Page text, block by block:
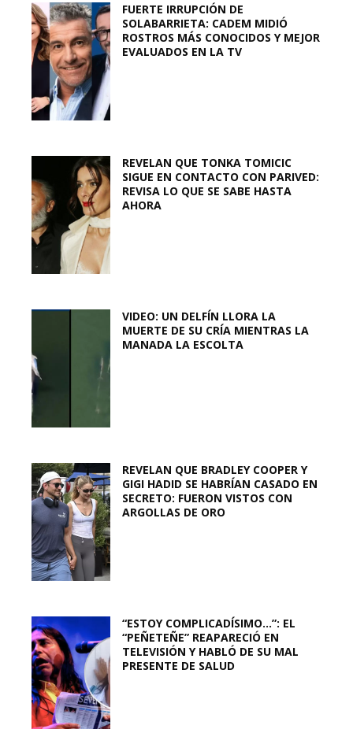
FUERTE IRRUPCIÓN DE
SOLABARRIETA: CADEM MIDIÓ
ROSTROS MÁS CONOCIDOS Y MEJOR
EVALUADOS EN LA TV
REVELAN QUE TONKA TOMICIC
SIGUE EN CONTACTO CON PARIVED:
REVISA LO QUE SE SABE HASTA
AHORA
VIDEO: UN DELFÍN LLORA LA
MUERTE DE SU CRÍA MIENTRAS LA
MANADA LA ESCOLTA
REVELAN QUE BRADLEY COOPER Y
GIGI HADID SE HABRÍAN CASADO EN
SECRETO: FUERON VISTOS CON
ARGOLLAS DE ORO
“ESTOY COMPLICADÍSIMO…”: EL
“PEÑETEÑE” REAPARECIÓ EN
TELEVISIÓN Y HABLÓ DE SU MAL
PRESENTE DE SALUD